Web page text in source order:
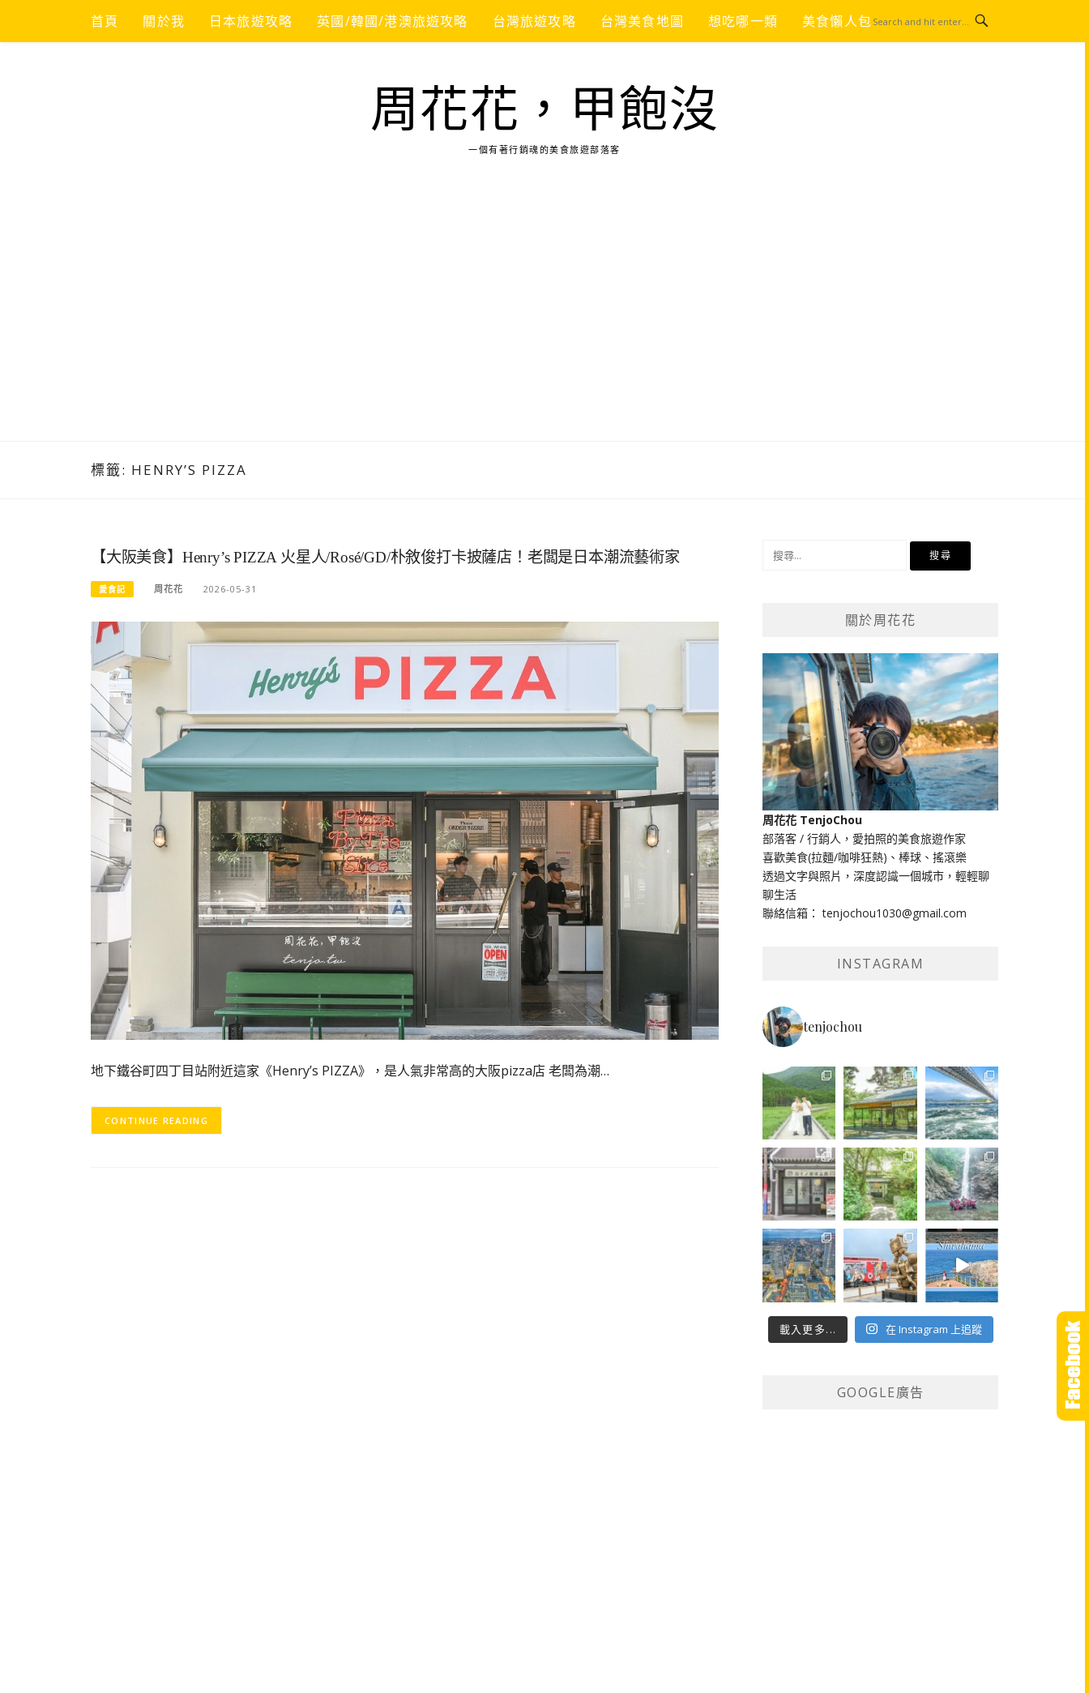
content
首頁 關於我 日本旅遊攻略 英國/韓國/港澳旅遊攻略 台灣旅遊攻略 台灣美食地圖 想吃哪一類 美食懶人包
周花花，甲飽沒
一個有著行銷魂的美食旅遊部落客
標籤: HENRY’S PIZZA
【大阪美食】Henry’s PIZZA 火星人/Rosé/GD/朴敘俊打卡披薩店！老闆是日本潮流藝術家
愛食記 周花花 2026-05-31
地下鐵谷町四丁目站附近這家《Henry’s PIZZA》，是人氣非常高的大阪pizza店 老闆為潮…
CONTINUE READING
關於周花花
周花花 TenjoChou
部落客 / 行銷人，愛拍照的美食旅遊作家
喜歡美食(拉麵/咖啡狂熱)、棒球、搖滾樂
透過文字與照片，深度認識一個城市，輕輕聊
聊生活
聯絡信箱： tenjochou1030@gmail.com
INSTAGRAM
tenjochou
載入更多... 在 Instagram 上追蹤
GOOGLE廣告